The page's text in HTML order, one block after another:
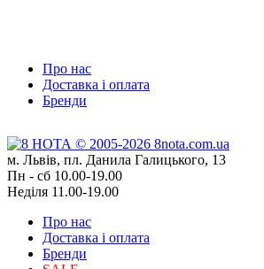
Про нас
Доставка і оплата
Бренди
м. Львів, пл. Данила Галицького, 13
Пн - сб 10.00-19.00
Неділя 11.00-19.00
Про нас
Доставка і оплата
Бренди